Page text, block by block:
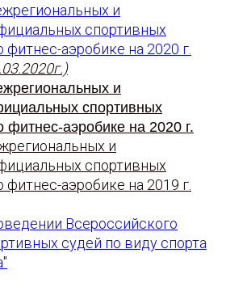
и
спортивных
аэробике на 2020 г.
и
спортивных
фитнес-аэробике на 2020 г.
и
спортивных
аэробике на 2019 г.
Всероссийского
судей по виду спорта